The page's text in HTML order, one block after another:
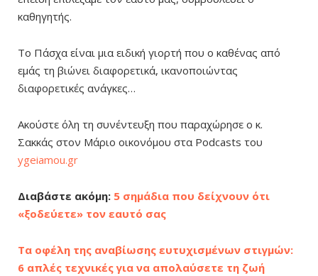
καθηγητής.
Το Πάσχα είναι μια ειδική γιορτή που ο καθένας από
εμάς τη βιώνει διαφορετικά, ικανοποιώντας
διαφορετικές ανάγκες…
Ακούστε όλη τη συνέντευξη που παραχώρησε ο κ.
Σακκάς στον Μάριο οικονόμου στα Podcasts του
ygeiamou.gr
Διαβάστε ακόμη: 5 σημάδια που δείχνουν ότι
«ξοδεύετε» τον εαυτό σας
Τα οφέλη της αναβίωσης ευτυχισμένων στιγμών:
6 απλές τεχνικές για να απολαύσετε τη ζωή